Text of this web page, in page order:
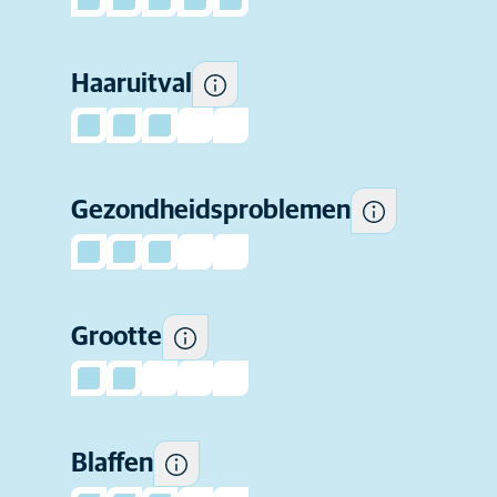
Haaruitval
Gezondheidsproblemen
Grootte
Blaffen
kunnen worden.
Hoe vaak dit ras de neiging
heeft om te blaffen.